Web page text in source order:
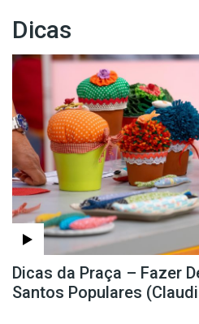
Dicas
Dicas da Praça – Fazer
Santos Populares